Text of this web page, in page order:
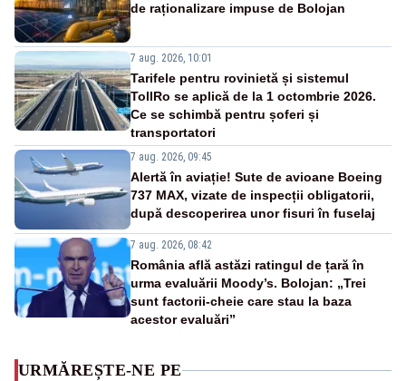
de raționalizare impuse de Bolojan
7 aug. 2026, 10:01
Tarifele pentru rovinietă și sistemul
TollRo se aplică de la 1 octombrie 2026.
Ce se schimbă pentru șoferi și
transportatori
7 aug. 2026, 09:45
Alertă în aviație! Sute de avioane Boeing
737 MAX, vizate de inspecții obligatorii,
după descoperirea unor fisuri în fuselaj
7 aug. 2026, 08:42
România află astăzi ratingul de țară în
urma evaluării Moody’s. Bolojan: „Trei
sunt factorii-cheie care stau la baza
acestor evaluări”
URMĂREȘTE-NE PE